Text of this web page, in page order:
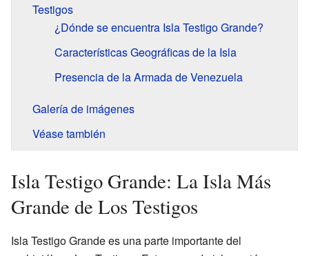
Testigos
¿Dónde se encuentra Isla Testigo Grande?
Características Geográficas de la Isla
Presencia de la Armada de Venezuela
Galería de imágenes
Véase también
Isla Testigo Grande: La Isla Más
Grande de Los Testigos
Isla Testigo Grande es una parte importante del